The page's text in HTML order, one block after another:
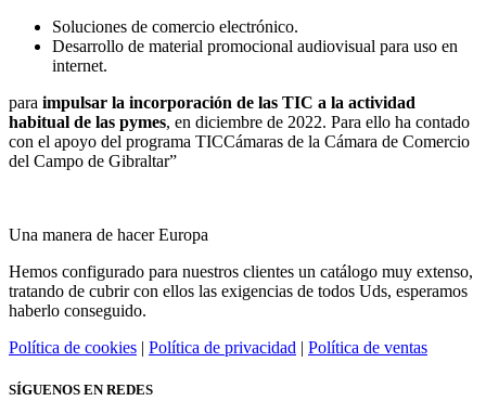
Soluciones de comercio electrónico.
Desarrollo de material promocional audiovisual para uso en
internet.
para impulsar la incorporación de las TIC a la actividad
habitual de las pymes, en diciembre de 2022. Para ello ha contado
con el apoyo del programa TICCámaras de la Cámara de Comercio
del Campo de Gibraltar”
Una manera de hacer Europa
Hemos configurado para nuestros clientes un catálogo muy extenso,
tratando de cubrir con ellos las exigencias de todos Uds, esperamos
haberlo conseguido.
Política de cookies | Política de privacidad | Política de ventas
SÍGUENOS EN REDES